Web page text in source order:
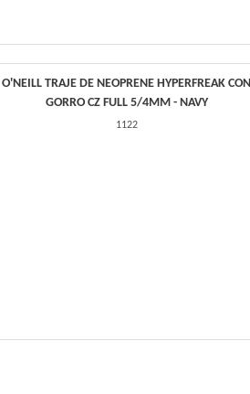
O'NEILL TRAJE DE NEOPRENE HYPERFREAK CON
GORRO CZ FULL 5/4MM - NAVY
1122